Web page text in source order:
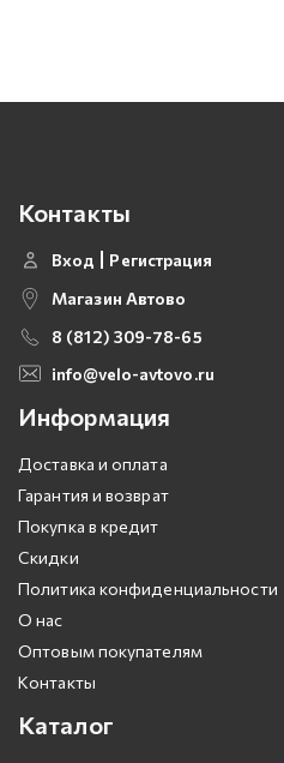
Контакты
Вход
Регистрация
Магазин Автово
8 (812) 309-78-65
info@velo-avtovo.ru
Информация
Доставка и оплата
Гарантия и возврат
Покупка в кредит
Скидки
Политика конфиденциальности
О нас
Оптовым покупателям
Контакты
Каталог